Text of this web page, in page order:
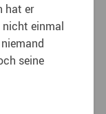
hat er
nicht einmal
seine